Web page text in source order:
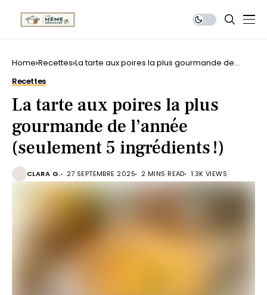
Home Recettes La tarte aux poires la plus gourmande de
Recettes
La tarte aux poires la plus
gourmande de l’année
(seulement 5 ingrédients !)
CLARA G. 27 SEPTEMBRE 2025 2 MINS READ 1.3K VIEWS